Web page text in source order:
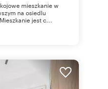
mieszkanie w
na osiedlu
jest c...